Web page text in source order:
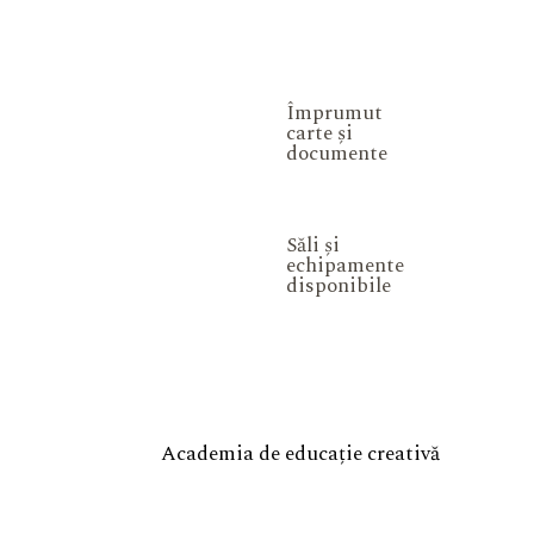
Împrumut
carte și
documente
Săli și
echipamente
disponibile
Academia de educație creativă